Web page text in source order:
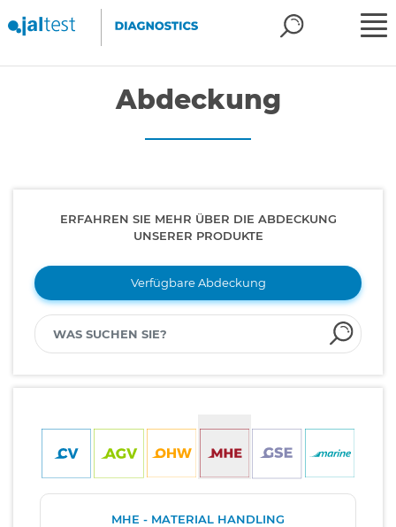
Abdeckung
ERFAHREN SIE MEHR ÜBER DIE ABDECKUNG
UNSERER PRODUKTE
Verfügbare Abdeckung
MHE - MATERIAL HANDLING